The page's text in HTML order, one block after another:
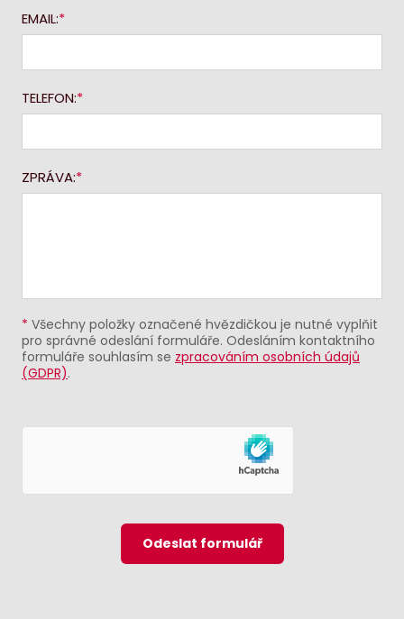
EMAIL:
TELEFON:
ZPRÁVA:
* Všechny položky označené hvězdičkou je nutné vyplňit
pro správné odeslání formuláře. Odesláním kontaktního
formuláře souhlasím se zpracováním osobních údajů
(GDPR).
Odeslat formulář